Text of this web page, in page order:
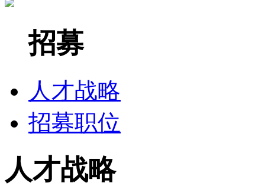
招募
人才战略
招募职位
人才战略